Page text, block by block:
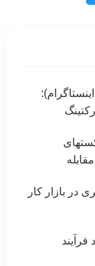
بازار کار
فرآیند